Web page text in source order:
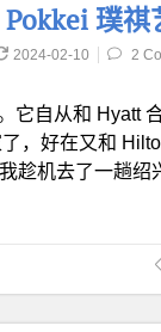
璞祺
2024-02-10 2
它自从和 Hyatt
，好在又和
趁机去了一趟